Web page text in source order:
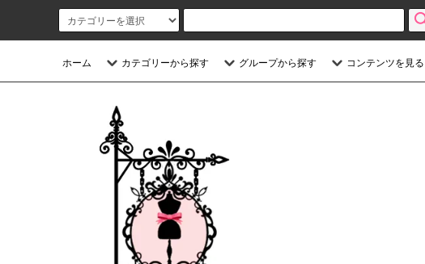
ホーム カテゴリーから探す グループから探す コンテンツを見る